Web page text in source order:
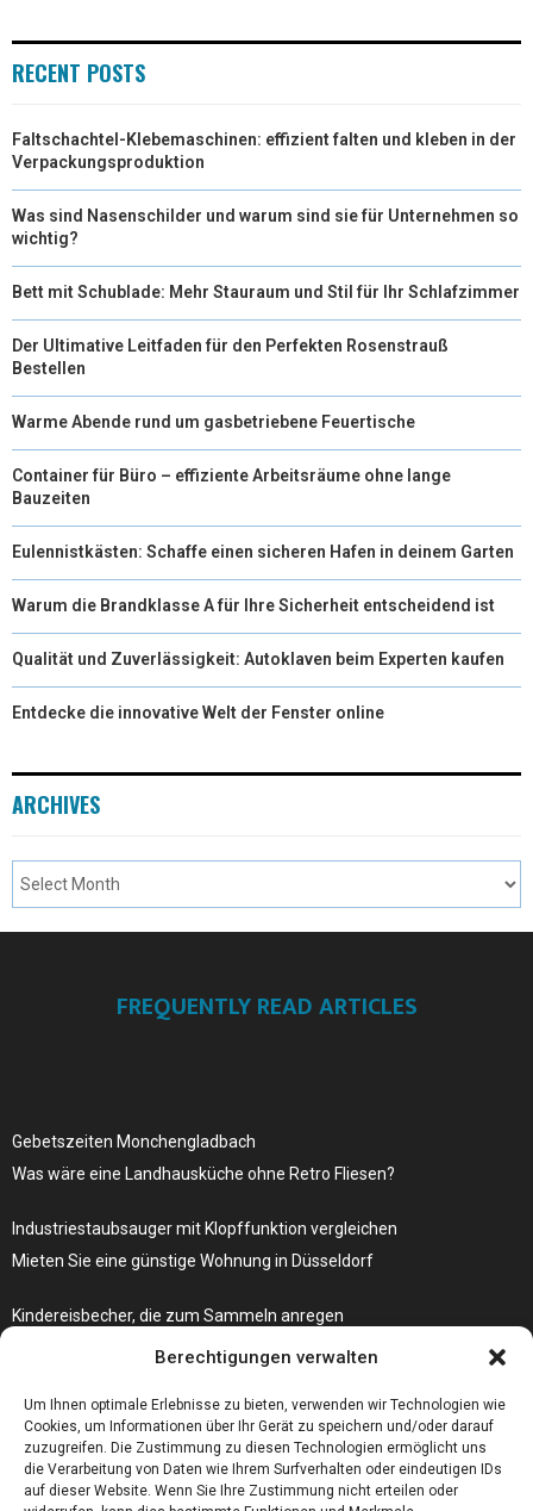
Berechtigungen verwalten
Um Ihnen optimale Erlebnisse zu bieten, verwenden wir Technologien wie
Cookies, um Informationen über Ihr Gerät zu speichern und/oder darauf
zuzugreifen. Die Zustimmung zu diesen Technologien ermöglicht uns
die Verarbeitung von Daten wie Ihrem Surfverhalten oder eindeutigen IDs
auf dieser Website. Wenn Sie Ihre Zustimmung nicht erteilen oder
RECENT POSTS
Faltschachtel-Klebemaschinen: effizient falten und kleben in der
Verpackungsproduktion
Was sind Nasenschilder und warum sind sie für Unternehmen so
wichtig?
Bett mit Schublade: Mehr Stauraum und Stil für Ihr Schlafzimmer
Der Ultimative Leitfaden für den Perfekten Rosenstrauß
Bestellen
Warme Abende rund um gasbetriebene Feuertische
Container für Büro – effiziente Arbeitsräume ohne lange
Bauzeiten
Eulennistkästen: Schaffe einen sicheren Hafen in deinem Garten
Warum die Brandklasse A für Ihre Sicherheit entscheidend ist
Qualität und Zuverlässigkeit: Autoklaven beim Experten kaufen
Entdecke die innovative Welt der Fenster online
ARCHIVES
FREQUENTLY READ ARTICLES
Gebetszeiten Monchengladbach
Was wäre eine Landhausküche ohne Retro Fliesen?
Industriestaubsauger mit Klopffunktion vergleichen
Mieten Sie eine günstige Wohnung in Düsseldorf
Kindereisbecher, die zum Sammeln anregen
Was passiert, wenn Ihre Autoschlüssel-Fernbedienung nicht mehr